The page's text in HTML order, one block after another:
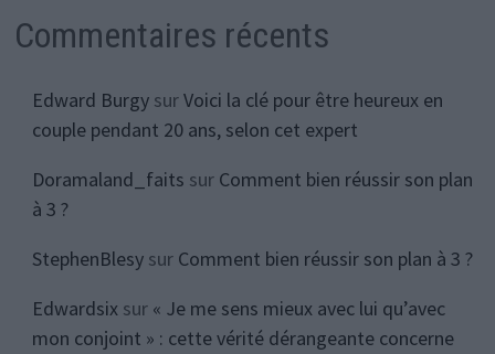
Commentaires récents
Edward BurgysurVoici la clé pour être heureux en
couple pendant 20 ans, selon cet expert
Doramaland_faits sur Comment bien réussir son plan
à 3 ?
StephenBlesysur Comment bien réussir son plan à 3 ?
Edwardsixsur « Je me sens mieux avec lui qu’avec
mon conjoint » : cette vérité dérangeante concerne